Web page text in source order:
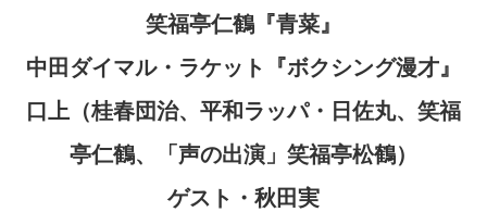
笑福亭仁鶴『青菜』
中田ダイマル・ラケット『ボクシング漫才』
口上（桂春団治、平和ラッパ・日佐丸、笑福
亭仁鶴、「声の出演」笑福亭松鶴）
ゲスト・秋田実